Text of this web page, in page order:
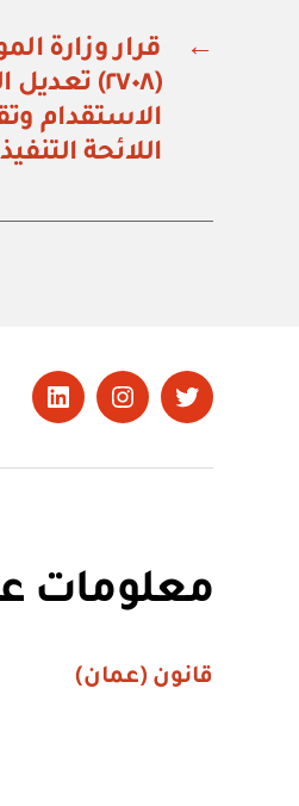
←
قرار وزارة
(٢٧٠٨)
اللائحة
تويتر Instagram
معلومات
قانون (عمان)